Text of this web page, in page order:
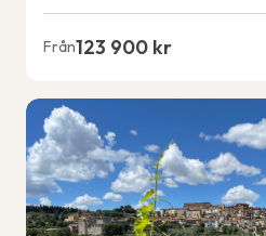
Från123 900 kr